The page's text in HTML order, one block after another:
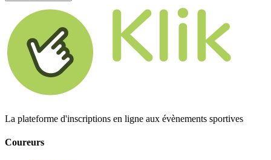
La plateforme d'inscriptions en ligne aux évènements sportives
Coureurs